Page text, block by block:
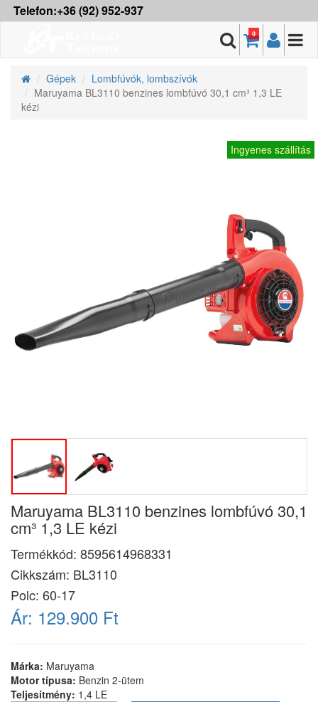
Telefon:+36 (92) 952-937
0
Gépek
Lombfúvók, lombszívók
Maruyama BL3110 benzines lombfúvó 30,1 cm³ 1,3 LE
kézi
Ingyenes szállítás
Maruyama BL3110 benzines lombfúvó 30,1
cm³ 1,3 LE kézi
Termékkód: 8595614968331
Cikkszám: BL3110
Polc: 60-17
Ár: 129.900 Ft
Márka: Maruyama
Motor típusa: Benzin 2-ütem
Teljesítmény: 1,4 LE